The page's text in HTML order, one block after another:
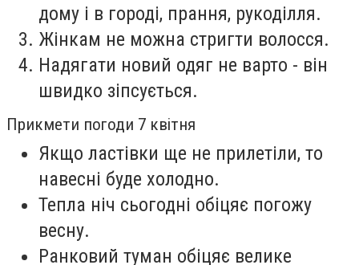
дому і в городі, прання, рукоділля.
Жінкам не можна стригти волосся.
Надягати новий одяг не варто - він
швидко зіпсується.
Прикмети погоди 7 квітня
Якщо ластівки ще не прилетіли, то
навесні буде холодно.
Тепла ніч сьогодні обіцяє погожу
весну.
Ранковий туман обіцяє велике